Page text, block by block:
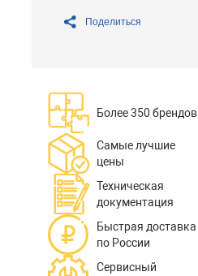
Поделиться
Более 350 брендов
Самые лучшие
цены
Техническая
документация
Быстрая доставка
по России
Сервисный